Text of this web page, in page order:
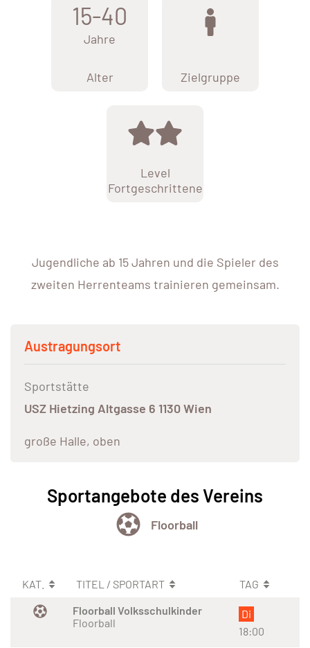
15-40
Jahre
Alter Zielgruppe
Level
Fortgeschrittene
Jugendliche ab 15 Jahren und die Spieler des
zweiten Herrenteams trainieren gemeinsam.
Austragungsort
Sportstätte
USZ Hietzing Altgasse 6 1130 Wien
große Halle, oben
Sportangebote des Vereins
Floorball
KAT. TITEL / SPORTART
TAG
Floorball Volksschulkinder
Floorball
Di
18:00